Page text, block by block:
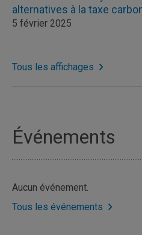
alternatives à la taxe
5 février 2025
Tous les affichages
Événements
Aucun événement.
Tous les événements